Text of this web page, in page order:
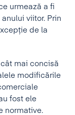
urmează a fi
viitor. Prin
de la
mai concisă
modificările
fost ele
normative.